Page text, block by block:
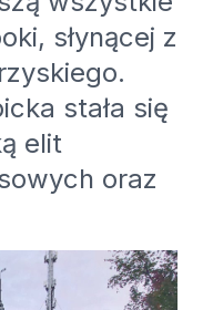
słynącej z
stała się
elit
oraz